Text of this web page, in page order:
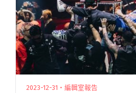
彙整！（持續更新）"
2023-12-31・編輯室報告